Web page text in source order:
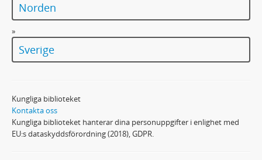
Norden
»
Sverige
Kungliga biblioteket
Kontakta oss
Kungliga biblioteket hanterar dina personuppgifter i enlighet med
EU:s dataskyddsförordning (2018), GDPR.